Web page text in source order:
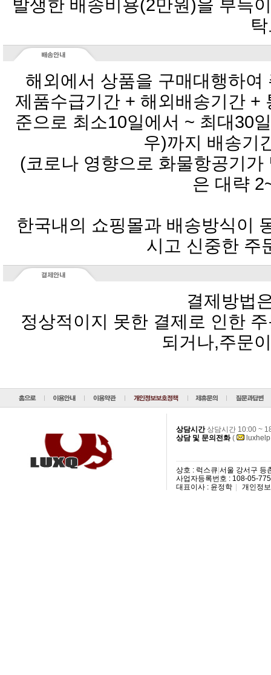
해외에서 상품을 구매대행하
우)까지 배송기
은 대략
시고 신중한 주
결제방법
되거나,주문
상담시간 상담시간 10:00 ~
상담 및 문의전화(
상호 : 럭스큐 서울 강서구 등
사업자등록번호 : 108-05-
대표이사 : 윤정학
개인정